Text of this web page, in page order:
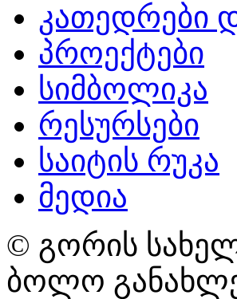
კათედრები
პროექტები
სიმბოლიკა
რესურსები
საიტის რუკა
მედია
© გორის
ბოლო